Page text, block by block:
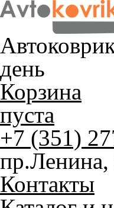
день
Корзина
пуста
+7 (351)
Контакты